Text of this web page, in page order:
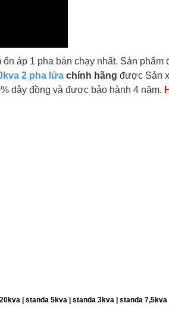
ổn áp 1 pha bán chạy nhất. Sản phẩm
2 pha lửa chính hãng được Sản
dây đồng và được bảo hành 4 năm.
|
standa 5kva | standa 3kva | standa 7,5kva